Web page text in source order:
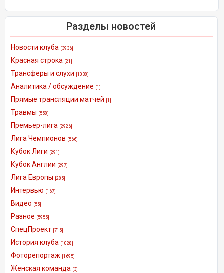
Разделы новостей
Новости клуба [3936]
Красная строка [21]
Трансферы и слухи [1038]
Аналитика / обсуждение [1]
Прямые трансляции матчей [1]
Травмы [558]
Премьер-лига [2926]
Лига Чемпионов [566]
Кубок Лиги [291]
Кубок Англии [297]
Лига Европы [285]
Интервью [167]
Видео [55]
Разное [5955]
СпецПроект [715]
История клуба [1028]
Фоторепортаж [1695]
Женская команда [3]